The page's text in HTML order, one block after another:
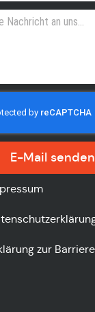
E-Mail senden
zur